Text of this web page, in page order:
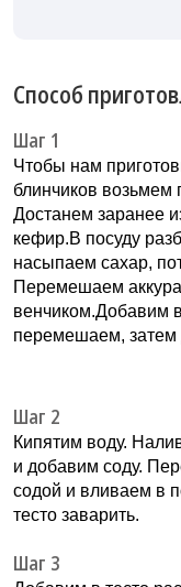
Способ
Шаг 1
Чтобы нам
блинчиков возьмем
Достанем заранее
кефир.В посуду
насыпаем сахар,
Перемешаем
венчиком.Добавим
перемешаем, затем
Шаг 2
Кипятим воду.
и добавим соду.
содой и вливаем в
тесто заварить.
Шаг 3